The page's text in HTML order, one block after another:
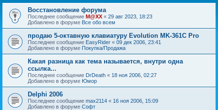
Восстановление форума
Последнее сообщение M@XX « 29 авг 2023, 18:23
Добавлено в форуме Все обо всем
продаю 5-октавную клавиатуру Evolution MK-361C Pro
Последнее сообщение EasyRider « 09 дек 2006, 23:41
Добавлено в форуме Покупка/Продажа
Какая разница как тема называется, внутри одна
ссылка...
Последнее сообщение DrDeath « 18 ноя 2006, 02:27
Добавлено в форуме Юмор
Delphi 2006
Последнее сообщение max2114 « 16 ноя 2006, 15:09
Добавлено в форуме Софт